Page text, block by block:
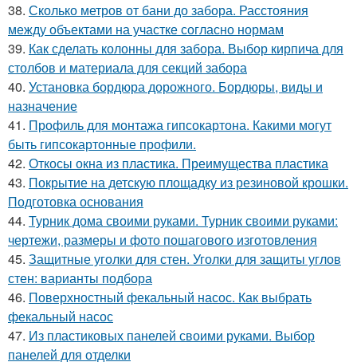
38. Сколько метров от бани до забора. Расстояния
между объектами на участке согласно нормам
39. Как сделать колонны для забора. Выбор кирпича для
столбов и материала для секций забора
40. Установка бордюра дорожного. Бордюры, виды и
назначение
41. Профиль для монтажа гипсокартона. Какими могут
быть гипсокартонные профили.
42. Откосы окна из пластика. Преимущества пластика
43. Покрытие на детскую площадку из резиновой крошки.
Подготовка основания
44. Турник дома своими руками. Турник своими руками:
чертежи, размеры и фото пошагового изготовления
45. Защитные уголки для стен. Уголки для защиты углов
стен: варианты подбора
46. Поверхностный фекальный насос. Как выбрать
фекальный насос
47. Из пластиковых панелей своими руками. Выбор
панелей для отделки